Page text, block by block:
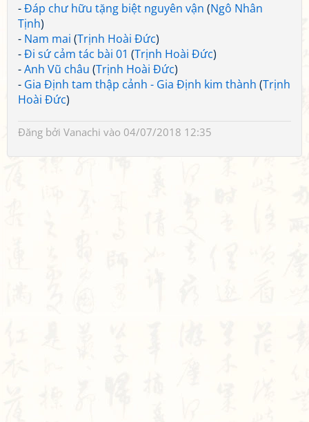
-Đáp chư hữu tặng biệt nguyên vận (Ngô Nhân
Tịnh)
- Nam mai (Trịnh Hoài Đức)
-Đi sứ cảm tác bài 01 (Trịnh Hoài Đức)
-Anh Vũ châu (Trịnh Hoài Đức)
- Gia Định tam thập cảnh - Gia Định kim thành (Trịnh
Hoài Đức)
Đăng bởi Vanachi vào 04/07/2018 12:35